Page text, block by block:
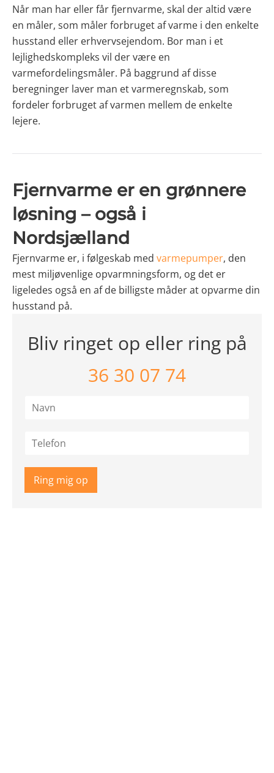
Når man har eller får fjernvarme, skal der altid være
en måler, som måler forbruget af varme i den enkelte
husstand eller erhvervsejendom. Bor man i et
lejlighedskompleks vil der være en
varmefordelingsmåler. På baggrund af disse
beregninger laver man et varmeregnskab, som
fordeler forbruget af varmen mellem de enkelte
lejere.
Fjernvarme er en grønnere
løsning – også i
Nordsjælland
Fjernvarme er, i følgeskab med varmepumper, den
mest miljøvenlige opvarmningsform, og det er
ligeledes også en af de billigste måder at opvarme din
husstand på.
Bliv ringet op eller ring på
36 30 07 74
Ring mig op